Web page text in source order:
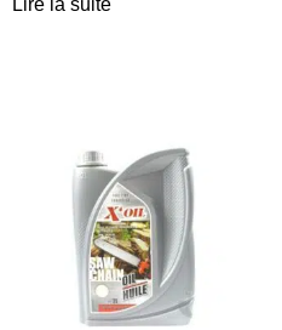
Lire la suite